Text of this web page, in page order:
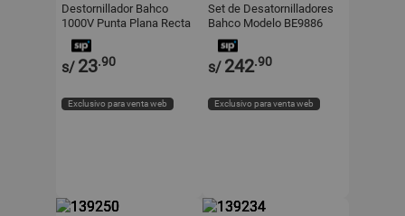
Destornillador Bahco
1000V Punta Plana Recta
6.5x150mm Modelo
6236.5150
s/ 23.90
Exclusivo para venta web
Set de Desatornilladores
Bahco Modelo BE9886
Cromado Ergonómico de
6 Piezas
s/ 242.90
Exclusivo para venta web